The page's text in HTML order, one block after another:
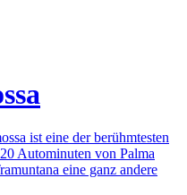
ist eine der berühmtesten
Autominuten von Palma
eine ganz andere